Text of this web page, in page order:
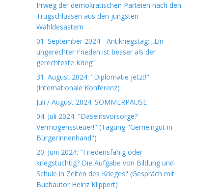
Irrweg der demokratischen Parteien nach den
Trugschlüssen aus den jüngsten
Wahldesastern
01. September 2024 - Antikriegstag: „Ein
ungerechter Frieden ist besser als der
gerechteste Krieg“
31. August 2024: "Diplomatie jetzt!"
(Internationale Konferenz)
Juli / August 2024: SOMMERPAUSE
04. Juli 2024: "Daseinsvorsorge?
Vermögenssteuer!" (Tagung "Gemeingut in
BürgerInnenhand")
20. Juni 2024: "Friedensfähig oder
kriegstüchtig? Die Aufgabe von Bildung und
Schule in Zeiten des Krieges" (Gespräch mit
Buchautor Heinz Klippert)